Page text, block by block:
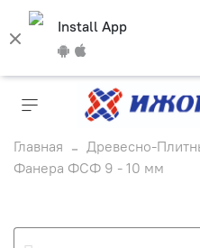
Install App
Главная Древесно-
Фанера ФСФ 9 - 10 мм